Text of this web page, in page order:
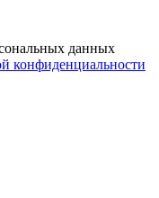
данных
конфиденциальности